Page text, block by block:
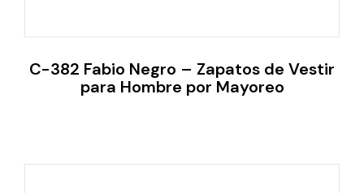
C-382 Fabio Negro – Zapatos de Vestir
para Hombre por Mayoreo